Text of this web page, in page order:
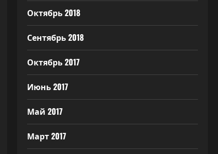
Октябрь 2018
Сентябрь 2018
Октябрь 2017
Июнь 2017
Май 2017
Март 2017